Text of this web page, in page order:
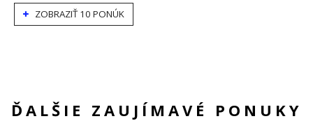
ZOBRAZIŤ 10 PONÚK
ĎALŠIE ZAUJÍMAVÉ PONUKY